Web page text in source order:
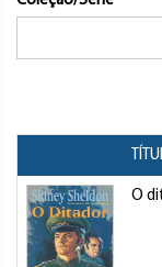
O